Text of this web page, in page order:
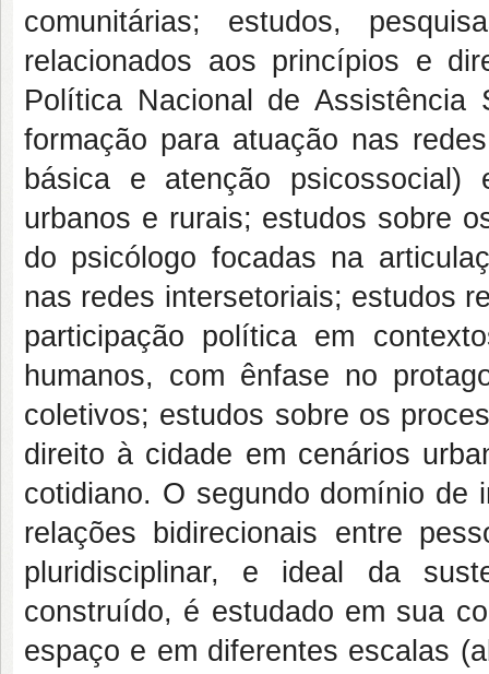
comunitárias; estudos,
relacionados aos princípios e
Política Nacional de
formação para atuação nas
básica e atenção psicossocial)
urbanos e rurais; estudos sobre
do psicólogo focadas na
nas redes intersetoriais; estudos
participação política em
humanos, com ênfase no
coletivos; estudos sobre os
direito à cidade em cenários
cotidiano. O segundo domínio de
relações bidirecionais entre
pluridisciplinar, e ideal da
construído, é estudado em sua
espaço e em diferentes escalas